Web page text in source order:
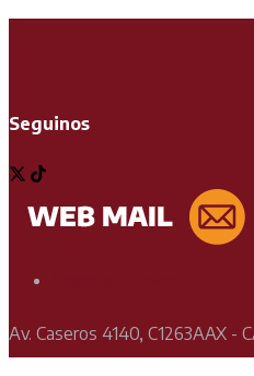
Seguinos
Av. Caseros 4140, C1263AAX -